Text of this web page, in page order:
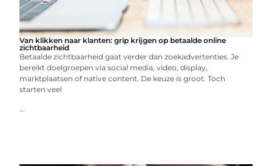
Van klikken naar klanten: grip krijgen op betaalde online
zichtbaarheid
Betaalde zichtbaarheid gaat verder dan zoekadvertenties. Je
bereikt doelgroepen via social media, video, display,
marktplaatsen of native content. De keuze is groot. Toch
starten veel
...